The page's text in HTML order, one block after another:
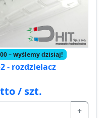
– wyślemy dzisiaj!
- rozdzielacz
/ szt.
+